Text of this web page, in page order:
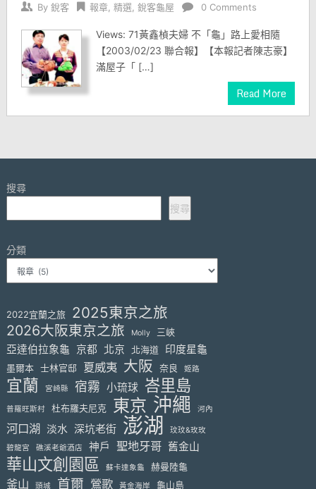
By 銳客 報章, 精選, 銳客龜屋 0 Comments
Views: 71黃鑫楨夫婦 不「龜」路上愛相隨
【2003/02/23 聯合報】【本報記者陳志豪】
滿屋子「 […]
Read More
搜尋
搜尋
分類
2022宜蘭之旅 2025東京之旅
2026大阪東京之旅 Molly 三峽
亞達伯拉象龜 京都 北京 北海道 印度星龜
墨爾本 士林官邸 夏威夷 大阪 奈良 姬路
宜蘭 宮崎縣 宿霧 小琉球 峇里島
普羅旺斯村 杜布羅夫尼克 東京 沖繩 河內
河口湖 淡水 深坑老街 澎湖
玟玟&玫玫
碧龍宮
礁溪老爺酒店 神戶 聖地牙哥 舊金山
華山文創園區 蘇卡達象龜 赫曼陸龜
釜山 頭城 首爾 鶯歌 黃金海岸 龜山島